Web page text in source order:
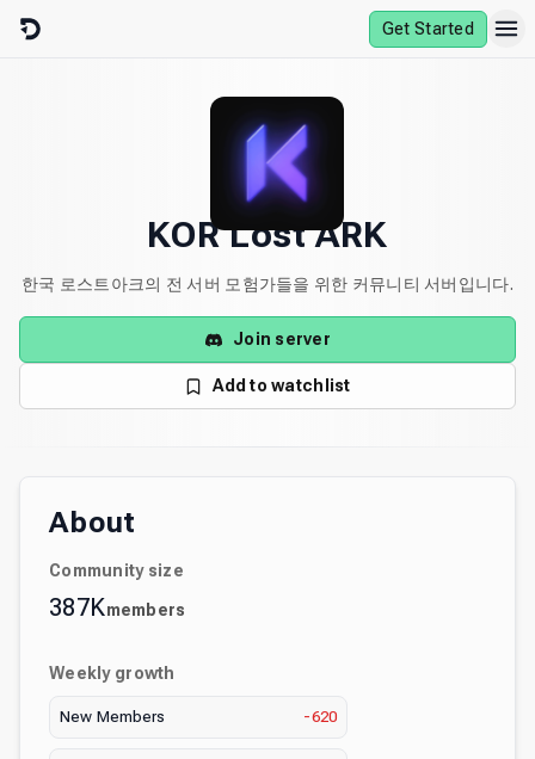
Skip to content
Get Started
KOR Lost ARK
한국 로스트아크의 전 서버 모험가들을 위한 커뮤니티 서버입니다.
Join server
Add to watchlist
About
Community size
387Kmembers
Weekly growth
New Members -620